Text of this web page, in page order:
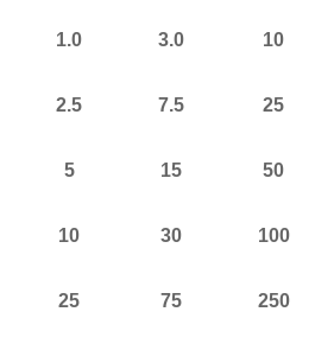
1.0 3.0 10
2.5 7.5 25
5 15 50
10 30 100
25 75 250